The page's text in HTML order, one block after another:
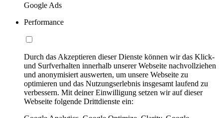
Google Ads
Performance
Durch das Akzeptieren dieser Dienste können wir das Klick-
und Surfverhalten innerhalb unserer Webseite nachvollziehen
und anonymisiert auswerten, um unsere Webseite zu
optimieren und das Nutzungserlebnis insgesamt laufend zu
verbessern. Mit deiner Einwilligung setzen wir auf dieser
Webseite folgende Drittdienste ein: